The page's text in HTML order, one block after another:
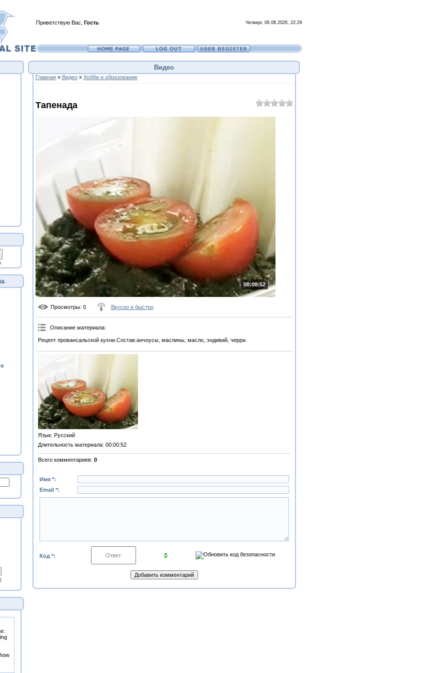
Приветствую Вас Гость Четверг, 06.08.2026, 22:29
Видео
Главная» Видео» Хобби и образование
Тапенада
00:00:52
Просмотры: 0 Вкусно и быстро
Описание материала:
Рецепт провансальской кухни.Состав:анчоусы, маслины, масло, эндивий, черри.
Язык: Русский
Длительность материала: 00:00:52
Всего комментариев: 0
Имя *:
Email *:
Код *: